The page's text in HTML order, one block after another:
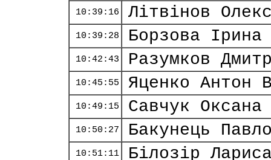
10:39:16 Літвінов
10:39:28 Борзова Ірина
10:42:43 Разумков
10:45:55 Яценко Антон
10:49:15 Савчук Оксана
10:50:27 Бакунець
10:51:11 Білозір